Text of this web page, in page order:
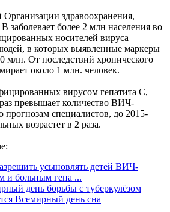
здравоохранения,
заболевает более 2 млн населения во
носителей вируса
в которых выявленные маркеры
млн. От последствий хронического
около 1 млн. человек.
вирусом гепатита С,
превышает количество ВИЧ-
специалистов, до 2015-
возрастет в 2 раза.
усыновлять детей ВИЧ-
и больным гепа ...
день борьбы с туберкулёзом
Всемирный день сна